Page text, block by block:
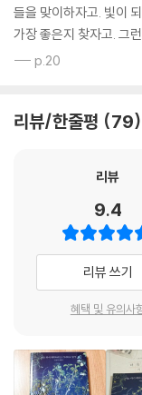
들을 맞이하자고. 빛이
가장 좋은지 찾자고. 그
--- p.20
리뷰/한줄평 79
리뷰
9.4
리뷰 쓰기
혜택 및 유의사